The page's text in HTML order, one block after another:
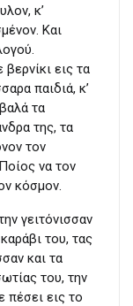
κ’
Και
βερνίκι εις τα
παιδιά, κ’
τα
της, τα
τον
να τον
κόσμον.
γειτόνισσαν
του, τας
και τα
του, την
πέσει εις το